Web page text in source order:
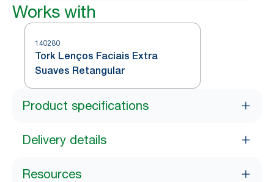
Works with
140280
Tork Lenços Faciais Extra
Suaves Retangular
Product specifications
Delivery details
Resources